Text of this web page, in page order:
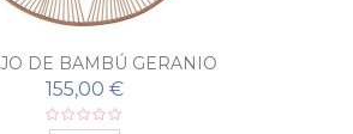
DE BAMBÚ GERANIO
155,00 €